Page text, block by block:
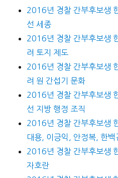
2016년 경찰 간부후보생
선 세종
2016년 경찰 간부후보생
려 토지 제도
2016년 경찰 간부후보생
려 원 간섭기 문화
2016년 경찰 간부후보생
선 지방 행정 조직
2016년 경찰 간부후보생
대용, 이긍익, 안정복, 한백
2016년 경찰 간부후보생
자호란